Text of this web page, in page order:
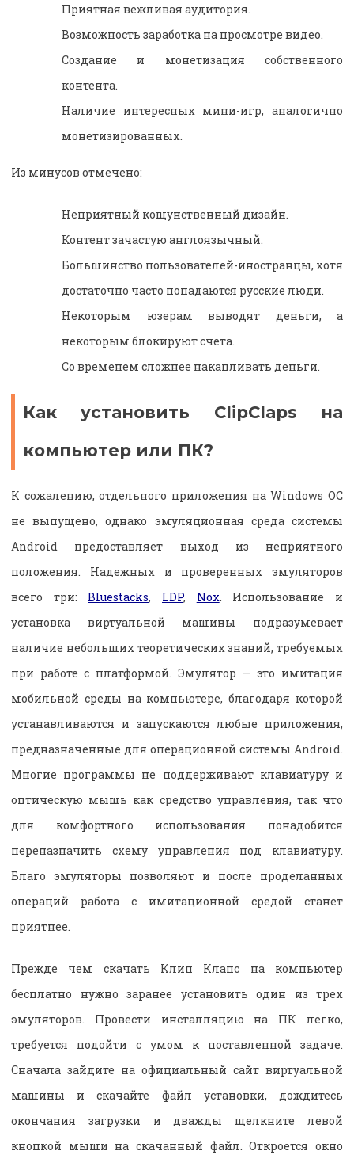
Приятная вежливая аудитория.
Возможность заработка на просмотре видео.
Создание и монетизация собственного
контента.
Наличие интересных мини-игр, аналогично
монетизированных.
Из минусов отмечено:
Неприятный кощунственный дизайн.
Контент зачастую англоязычный.
Большинство пользователей-иностранцы, хотя
достаточно часто попадаются русские люди.
Некоторым юзерам выводят деньги, а
некоторым блокируют счета.
Со временем сложнее накапливать деньги.
Как установить ClipClaps на
компьютер или ПК?
К сожалению, отдельного приложения на Windows OC
не выпущено, однако эмуляционная среда системы
Android предоставляет выход из неприятного
положения. Надежных и проверенных эмуляторов
всего три:Bluestacks, LDP, Nox. Использование и
установка виртуальной машины подразумевает
наличие небольших теоретических знаний, требуемых
при работе с платформой. Эмулятор — это имитация
мобильной среды на компьютере, благодаря которой
устанавливаются и запускаются любые приложения,
предназначенные для операционной системы Android.
Многие программы не поддерживают клавиатуру и
оптическую мышь как средство управления, так что
для комфортного использования понадобится
переназначить схему управления под клавиатуру.
Благо эмуляторы позволяют и после проделанных
операций работа с имитационной средой станет
приятнее.
Прежде чем скачать Клип Клапс на компьютер
бесплатно нужно заранее установить один из трех
эмуляторов. Провести инсталляцию на ПК легко,
требуется подойти с умом к поставленной задаче.
Сначала зайдите на официальный сайт виртуальной
машины и скачайте файл установки, дождитесь
окончания загрузки и дважды щелкните левой
кнопкой мыши на скачанный файл. Откроется окно